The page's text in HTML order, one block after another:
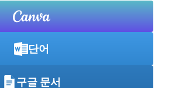
단어
구글 문서